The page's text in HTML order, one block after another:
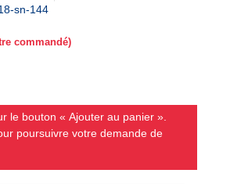
sn-144
commandé)
le bouton « Ajouter au panier ».
poursuivre votre demande de